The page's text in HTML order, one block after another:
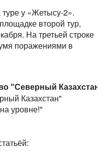
у «Жетысу-2».
второй тур,
На третьей строке
поражениями в
"Северный
Казахстан"
уровне!"